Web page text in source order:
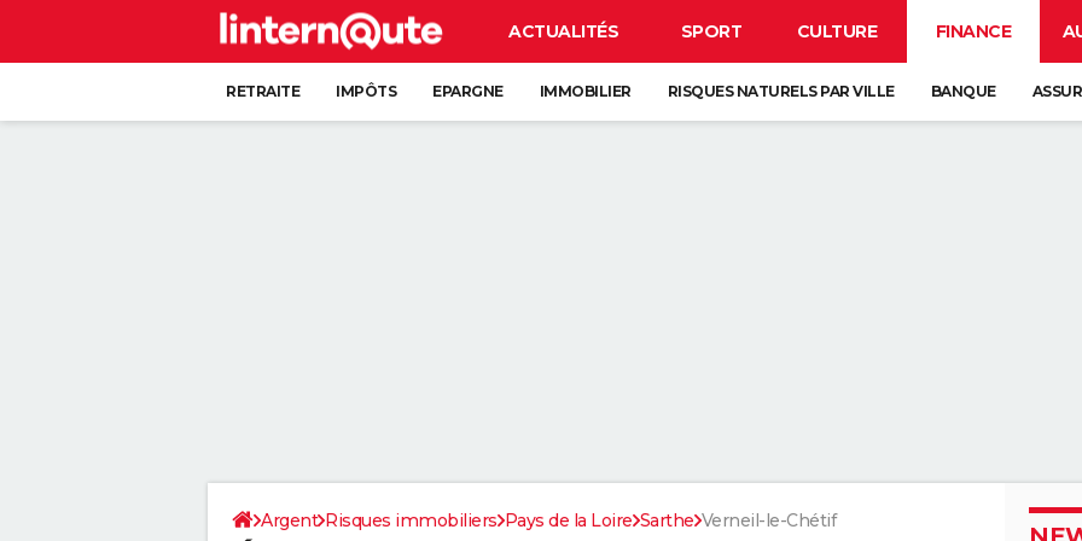
ACTUALITÉS SPORT CULTURE FINANCE
RETRAITE IMPÔTS EPARGNE IMMOBILIER RISQUES NATURELS PAR VILLE BANQUE
Argent Risques immobiliers Pays de la Loire Sarthe Verneil-le-Chétif